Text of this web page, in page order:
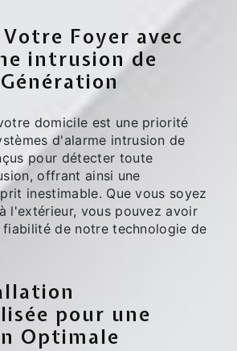
Foyer avec
intrusion de
domicile est une priorité
d'alarme intrusion de
pour détecter toute
offrant ainsi une
inestimable. Que vous soyez
l'extérieur, vous pouvez avoir
de notre technologie de
pour une
Optimale